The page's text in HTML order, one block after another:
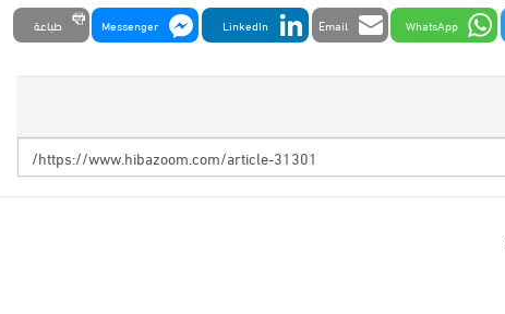
WhatsApp
Email
LinkedIn
Messenger طباعة